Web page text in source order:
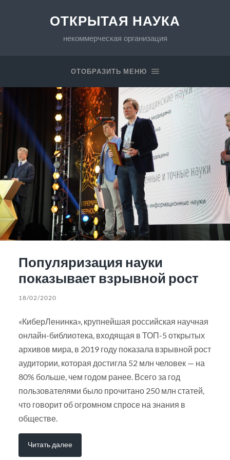
ОТКРЫТАЯ НАУКА
некоммерческая организация
ОТОБРАЗИТЬ МЕНЮ
Популяризация науки
показывает взрывной рост
18/02/2020
«КиберЛенинка», крупнейшая российская научная
онлайн-библиотека, входящая в ТОП-5 открытых
архивов мира, в 2019 году показала взрывной рост
аудитории, которая достигла 52 млн человек — на
80% больше, чем годом ранее. Всего за год
пользователями было прочитано 250 млн статей,
что говорит об огромном спросе на знания в
обществе.
Читать далее